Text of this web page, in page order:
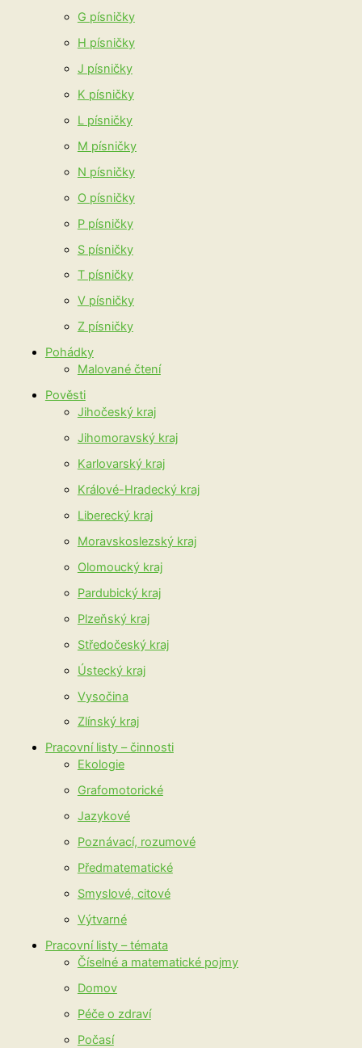
G písničky
H písničky
J písničky
K písničky
L písničky
M písničky
N písničky
O písničky
P písničky
S písničky
T písničky
V písničky
Z písničky
Pohádky
Malované čtení
Pověsti
Jihočeský kraj
Jihomoravský kraj
Karlovarský kraj
Králové-Hradecký kraj
Liberecký kraj
Moravskoslezský kraj
Olomoucký kraj
Pardubický kraj
Plzeňský kraj
Středočeský kraj
Ústecký kraj
Vysočina
Zlínský kraj
Pracovní listy – činnosti
Ekologie
Grafomotorické
Jazykové
Poznávací, rozumové
Předmatematické
Smyslové, citové
Výtvarné
Pracovní listy – témata
Číselné a matematické pojmy
Domov
Péče o zdraví
Počasí